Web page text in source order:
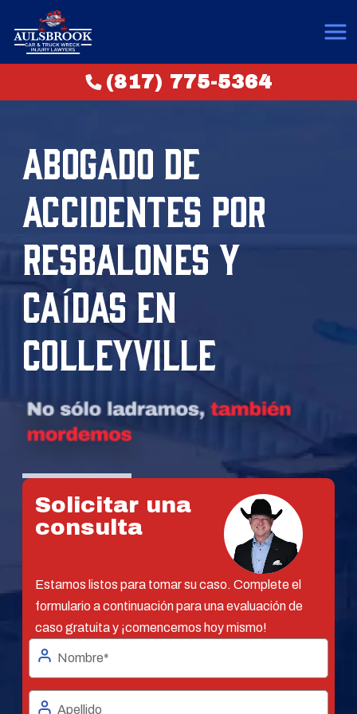
(817) 775-5364
ABOGADO DE
ACCIDENTES POR
RESBALONES Y
CAÍDAS EN
COLLEYVILLE
Solicitar una
consulta
Estamos listos para tomar su caso. Complete el
formulario a continuación para una evaluación de
caso gratuita y ¡comencemos hoy mismo!